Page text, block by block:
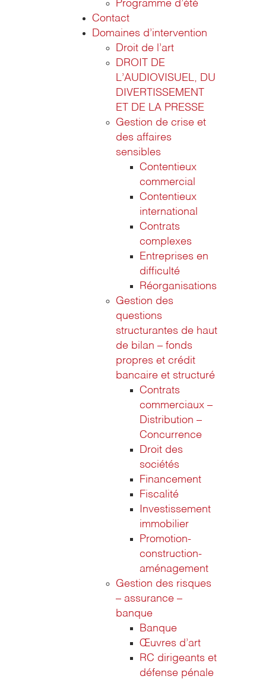
Programme d’été
Contact
Domaines d’intervention
Droit de l’art
DROIT DE
L’AUDIOVISUEL, DU
DIVERTISSEMENT
ET DE LA PRESSE
Gestion de crise et
des affaires
sensibles
Contentieux
commercial
Contentieux
international
Contrats
complexes
Entreprises en
difficulté
Réorganisations
Gestion des
questions
structurantes de haut
de bilan – fonds
propres et crédit
bancaire et structuré
Contrats
commerciaux –
Distribution –
Concurrence
Droit des
sociétés
Financement
Fiscalité
Investissement
immobilier
Promotion-
construction-
aménagement
Gestion des risques
– assurance –
banque
Banque
Œuvres d’art
RC dirigeants et
défense pénale